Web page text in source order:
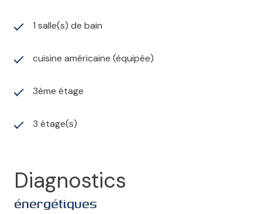
1 salle(s) de bain
cuisine américaine (équipée)
3ème étage
3 étage(s)
Diagnostics
énergétiques